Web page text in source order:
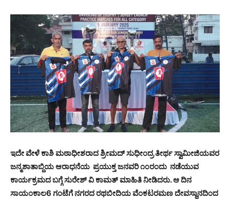
ಇದೇ ವೇಳೆ ಕಾಶಿ ಮಠಾಧೀಶರಾದ ಶ್ರೀಮದ್ ಸುಧೀಂದ್ರ ತೀರ್ಥ ಸ್ವಾಮೀಜಿಯವರ
ಜನ್ಮಶಾತಾಬ್ದಿಯ ಆರಾಧನೆಯ ಪ್ರಯುಕ್ತ ಜನವರಿ ೧೦ರಂದು ನಡೆಯುವ
ಕಾರ್ಯಕ್ರಮದ ಬಗ್ಗೆ ಸುರೇಶ್ ವಿ ಕಾಮತ್ ಮಾಹಿತಿ ನೀಡಿದರು. ಆ ದಿನ
ಸಾಯಂಕಾಲ6 ಗಂಟೆಗೆ ನಗರದ ರಥಬೀದಿಯ ವೆಂಕಟರಮಣ ದೇವಸ್ಥಾನದಿಂದ